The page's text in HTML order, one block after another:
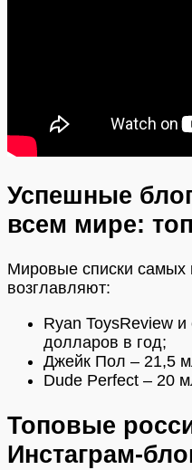
Успешные
всем мире:
Мировые списки самых
возглавляют:
Ryan ToysReview
долларов в год;
Джейк Пол – 21,5
Dude Perfect – 20
Топовые
Инстаграм-